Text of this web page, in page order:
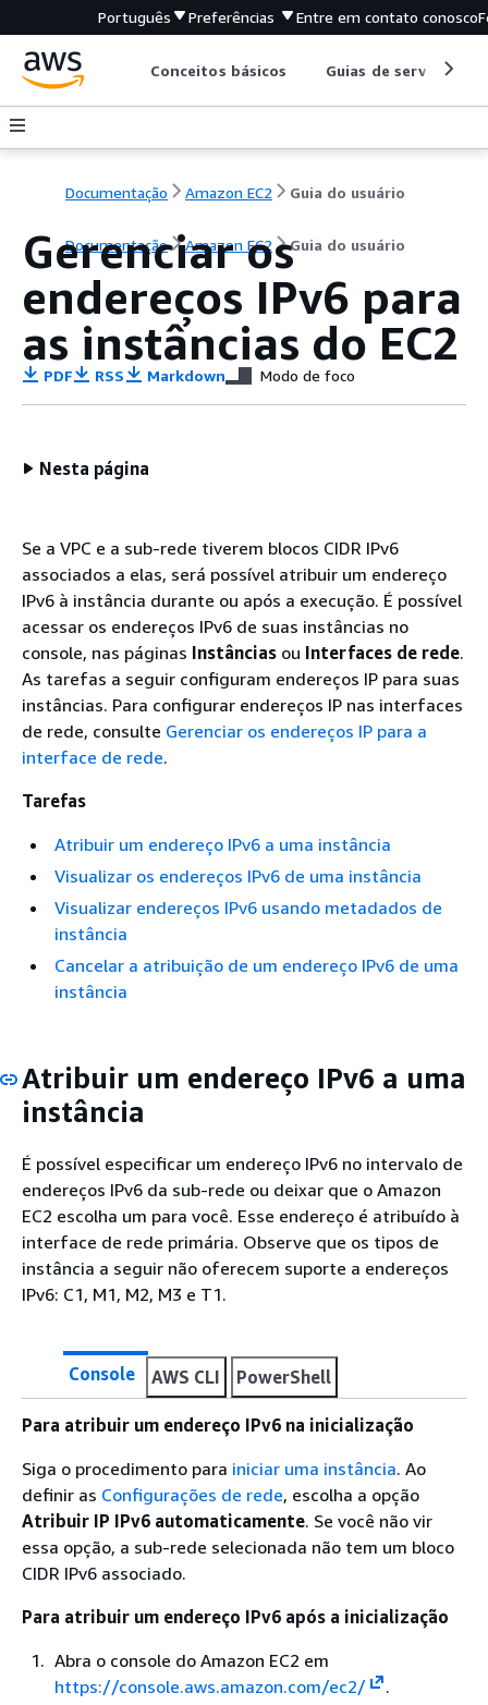
Português Preferências Entre em contato conosco
Conceitos básicos Guias de serviço
Documentação Amazon EC2 Guia do usuário
Documentação Amazon EC2 Guia do usuário
Gerenciar os
endereços IPv6 para
as instâncias do EC2
PDF RSS Markdown Modo de foco
Nesta página
Se a VPC e a sub-rede tiverem blocos CIDR IPv6
associados a elas, será possível atribuir um endereço
IPv6 à instância durante ou após a execução. É possível
acessar os endereços IPv6 de suas instâncias no
console, nas páginas Instâncias ou Interfaces de rede.
As tarefas a seguir configuram endereços IP para suas
instâncias. Para configurar endereços IP nas interfaces
de rede, consulte Gerenciar os endereços IP para a
interface de rede.
Tarefas
Atribuir um endereço IPv6 a uma instância
Visualizar os endereços IPv6 de uma instância
Visualizar endereços IPv6 usando metadados de
instância
Cancelar a atribuição de um endereço IPv6 de uma
instância
Atribuir um endereço IPv6 a uma
instância
É possível especificar um endereço IPv6 no intervalo de
endereços IPv6 da sub-rede ou deixar que o Amazon
EC2 escolha um para você. Esse endereço é atribuído à
interface de rede primária. Observe que os tipos de
instância a seguir não oferecem suporte a endereços
IPv6: C1, M1, M2, M3 e T1.
Console AWS CLI PowerShell
Para atribuir um endereço IPv6 na inicialização
Siga o procedimento para iniciar uma instância. Ao
definir as Configurações de rede, escolha a opção
Atribuir IP IPv6 automaticamente. Se você não vir
essa opção, a sub-rede selecionada não tem um bloco
CIDR IPv6 associado.
Para atribuir um endereço IPv6 após a inicialização
Abra o console do Amazon EC2 em
https://console.aws.amazon.com/ec2/
.